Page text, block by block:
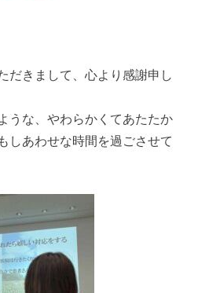
だきまして、心より感謝申し
うな、やわらかくてあたたか
しあわせな時間を過ごさせて